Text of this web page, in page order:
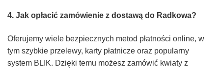
4. Jak opłacić zamówienie z dostawą do Radkowa?
Oferujemy wiele bezpiecznych metod płatności online, w
tym szybkie przelewy, karty płatnicze oraz popularny
system BLIK. Dzięki temu możesz zamówić kwiaty z